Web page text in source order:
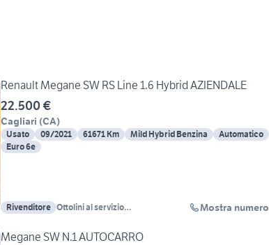
Renault Megane SW RS Line 1.6 Hybrid AZIENDALE
22.500 €
Cagliari (CA)
Usato 09/2021 61671 Km Mild Hybrid Benzina
Automatico
Euro 6e
Rivenditore Ottolini al servizio
Mostra numero
Megane SW N.1 AUTOCARRO